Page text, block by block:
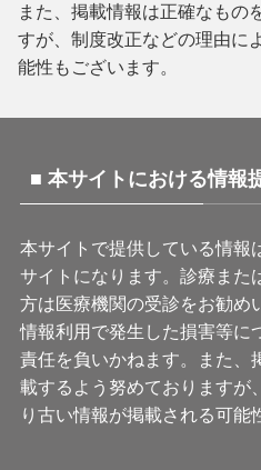
また、掲載情報は正確なもの
すが、制度改正などの理由に
能性もございます。
■ 本サイトにおける情報
本サイトで提供している情報
サイトになります。診療また
方は医療機関の受診をお勧め
情報利用で発生した損害等に
責任を負いかねます。また、
載するよう努めておりますが
り古い情報が掲載される可能